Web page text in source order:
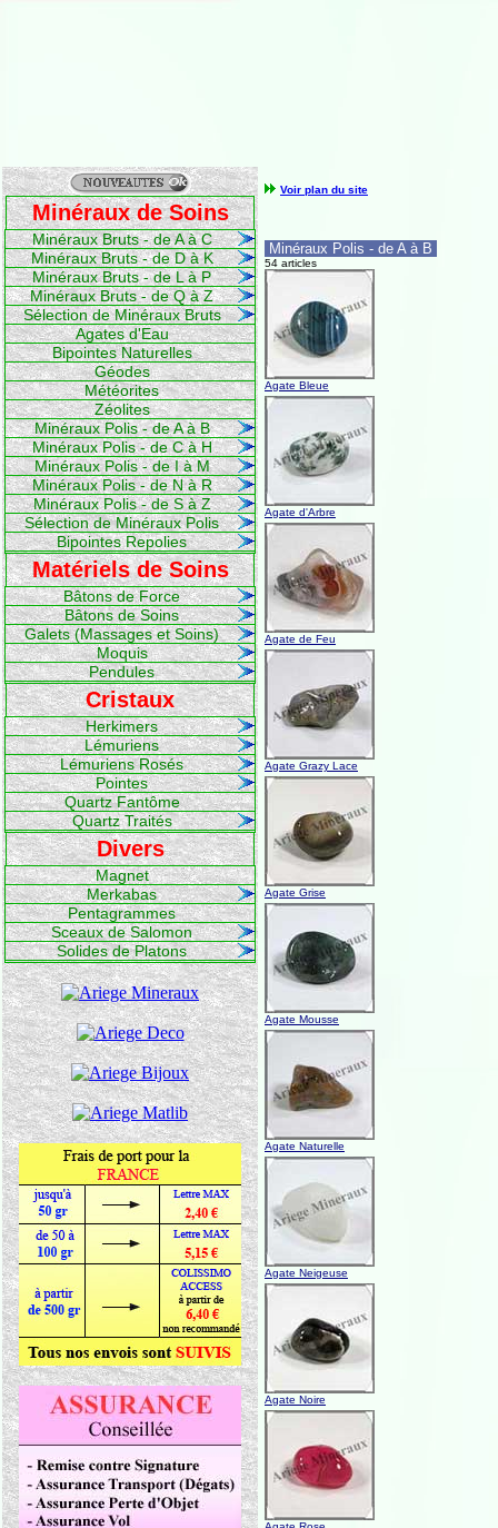
Minéraux de Soins
Minéraux Bruts - de A à C
Minéraux Bruts - de D à K
Minéraux Bruts - de L à P
Minéraux Bruts - de Q à Z
Sélection de Minéraux Bruts
Agates d'Eau
Bipointes Naturelles
Géodes
Météorites
Zéolites
Minéraux Polis - de A à B
Minéraux Polis - de C à H
Minéraux Polis - de I à M
Minéraux Polis - de N à R
Minéraux Polis - de S à Z
Sélection de Minéraux Polis
Bipointes Repolies
Matériels de Soins
Bâtons de Force
Bâtons de Soins
Galets (Massages et Soins)
Moquis
Pendules
Cristaux
Herkimers
Lémuriens
Lémuriens Rosés
Pointes
Quartz Fantôme
Quartz Traités
Divers
Magnet
Merkabas
Pentagrammes
Sceaux de Salomon
Solides de Platons
Voir plan du site
Minéraux Polis - de A à B
54 articles
Agate Bleue
Agate d'Arbre
Agate de Feu
Agate Grazy Lace
Agate Grise
Agate Mousse
Agate Naturelle
Agate Neigeuse
Agate Noire